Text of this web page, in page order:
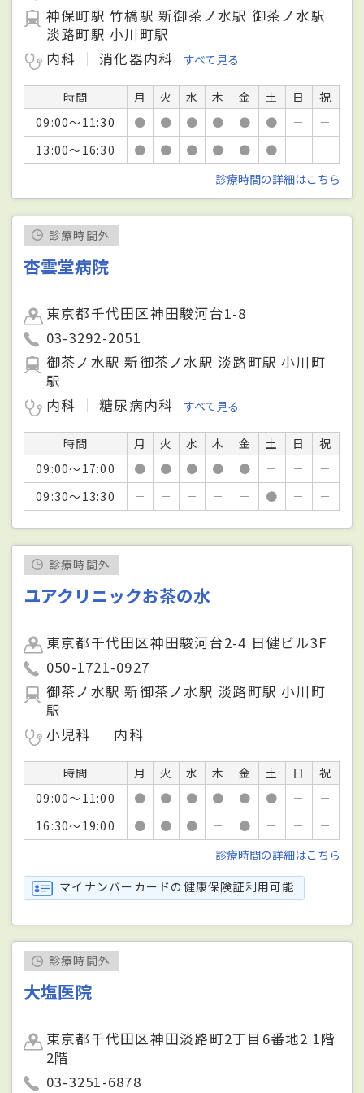
神保町駅 竹橋駅 新御茶ノ水駅 御茶ノ水駅
淡路町駅 小川町駅
内科
消化器内科 すべて見る
時間 月 火 水 木 金 土 日
祝
09:00～11:30
● ● ● ● ● ● －
－
13:00～16:30
● ● ● ● ● ● －
－
診療時間の詳細はこちら
診療時間外
杏雲堂病院
東京都千代田区神田駿河台1-8
03-3292-2051
御茶ノ水駅 新御茶ノ水駅 淡路町駅 小川町
駅
内科
糖尿病内科 すべて見る
時間 月 火 水 木 金 土 日
祝
09:00～17:00
● ● ● ● ● － －
－
09:30～13:30
－ － － － － ● － －
診療時間外
ユアクリニックお茶の水
東京都千代田区神田駿河台2-4 日健ビル3F
050-1721-0927
御茶ノ水駅 新御茶ノ水駅 淡路町駅 小川町
駅
小児科
内科
時間 月 火 水 木 金 土 日
祝
09:00～11:00
● ● ● ● ● ● －
－
16:30～19:00
● ● ● － ● － －
－
診療時間の詳細はこちら
マイナンバーカードの健康保険証利用可能
診療時間外
大塩医院
東京都千代田区神田淡路町2丁目6番地2 1階
2階
03-3251-6878